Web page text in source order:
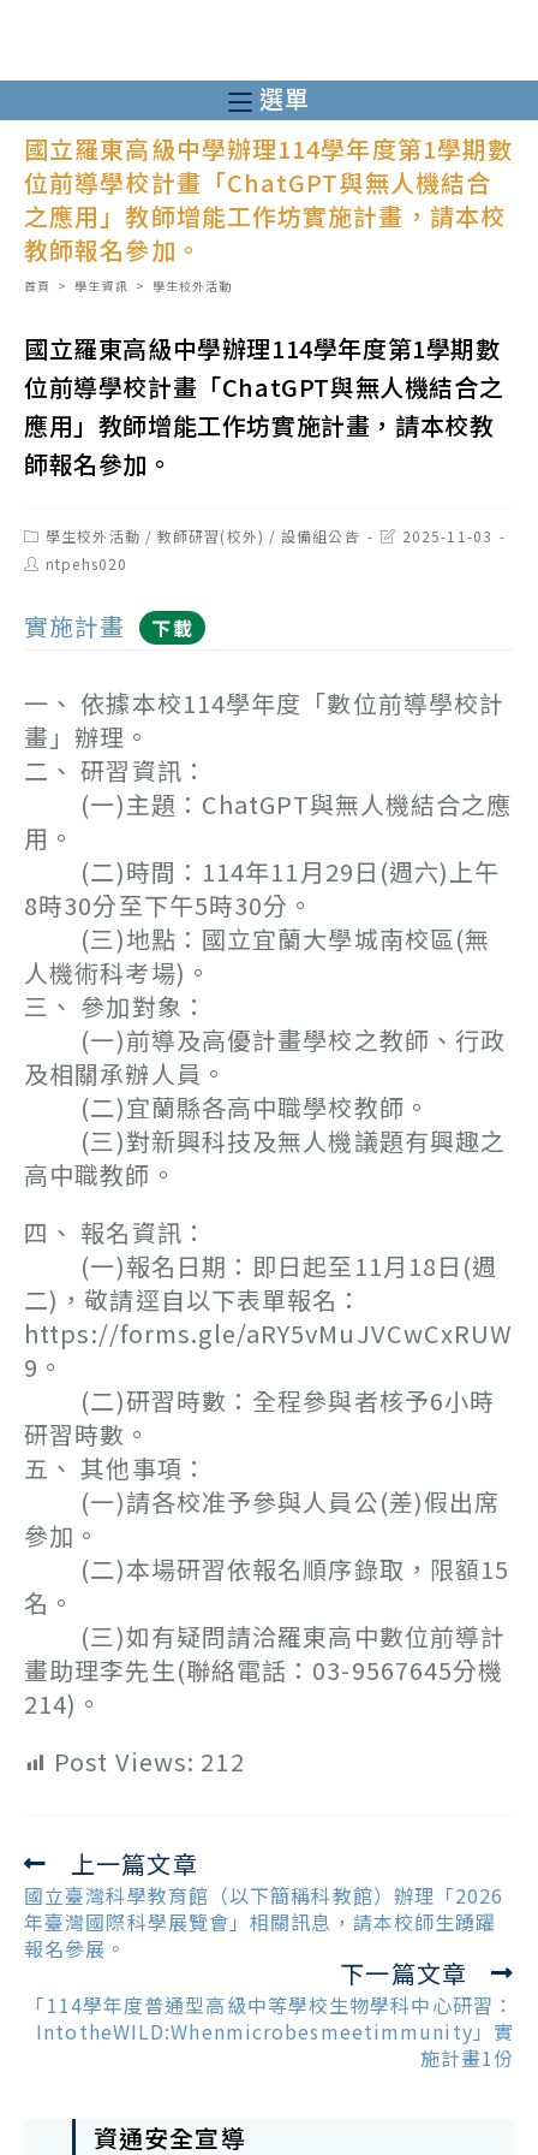
至
主
內
容
選單
國立羅東高級中學辦理114學年度第1學期數
位前導學校計畫「ChatGPT與無人機結合
之應用」教師增能工作坊實施計畫，請本校
教師報名參加。
首頁 > 學生資訊 > 學生校外活動
國立羅東高級中學辦理114學年度第1學期數
位前導學校計畫「ChatGPT與無人機結合之
應用」教師增能工作坊實施計畫，請本校教
師報名參加。
Post
category:
學生校外活動 / 教師研習(校外) / 設備組公告
Post2025-11-03
Post
author:
ntpehs020
實施計畫 下載
一、 依據本校114學年度「數位前導學校計
畫」辦理。
二、 研習資訊：
(一)主題：ChatGPT與無人機結合之應
用。
(二)時間：114年11月29日(週六)上午
8時30分至下午5時30分。
(三)地點：國立宜蘭大學城南校區(無
人機術科考場)。
三、 參加對象：
(一)前導及高優計畫學校之教師、行政
及相關承辦人員。
(二)宜蘭縣各高中職學校教師。
(三)對新興科技及無人機議題有興趣之
高中職教師。
四、 報名資訊：
(一)報名日期：即日起至11月18日(週
二)，敬請逕自以下表單報名：
https://forms.gle/aRY5vMuJVCwCxRUW
9。
(二)研習時數：全程參與者核予6小時
研習時數。
五、 其他事項：
(一)請各校准予參與人員公(差)假出席
參加。
(二)本場研習依報名順序錄取，限額15
名。
(三)如有疑問請洽羅東高中數位前導計
畫助理李先生(聯絡電話：03-9567645分機
214)。
Post Views: 212
Read
more
articles
上一篇文章
國立臺灣科學教育館（以下簡稱科教館）辦理「2026
年臺灣國際科學展覽會」相關訊息，請本校師生踴躍
報名參展。
下一篇文章
「114學年度普通型高級中等學校生物學科中心研習：
IntotheWILD:Whenmicrobesmeetimmunity」實
施計畫1份
資通安全宣導